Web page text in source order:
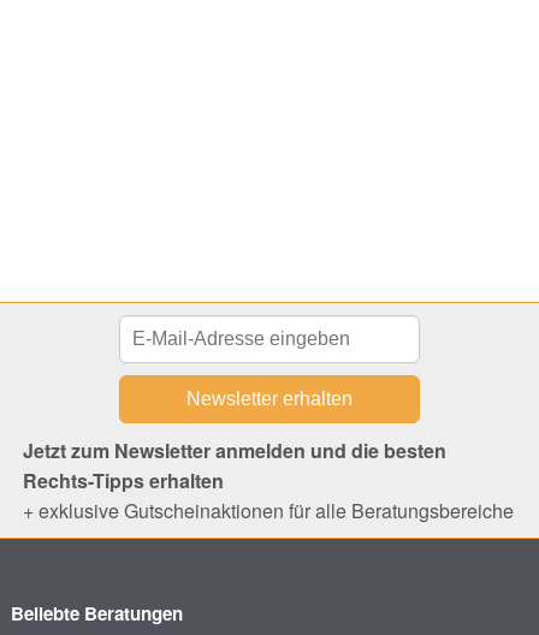
Jetzt zum Newsletter anmelden und die besten
Rechts-Tipps erhalten
+ exklusive Gutscheinaktionen für alle Beratungsbereiche
Beliebte Beratungen